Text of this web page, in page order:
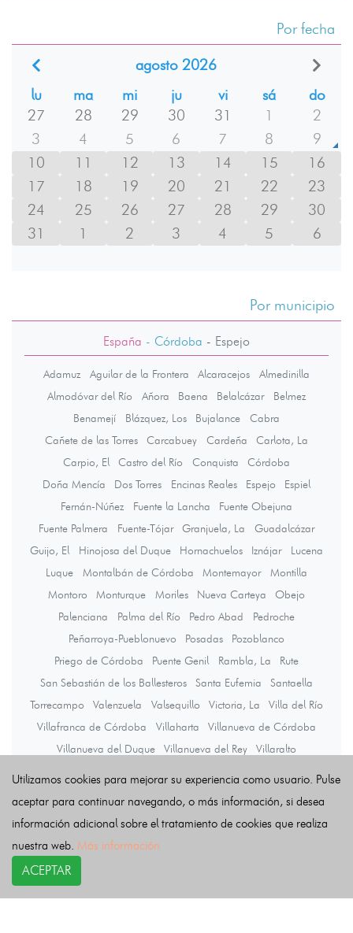
Por fecha
agosto 2026
lu
ma mi ju vi sá
do
27
28 29 30 31 1
2
3
4 5 6 7 8
9
10
11 12 13 14 15
16
17
18 19 20 21 22
23
24
25 26 27 28 29
30
31
1 2 3 4 5 6
Por municipio
España - Córdoba - Espejo
Adamuz Aguilar de la Frontera Alcaracejos
Almedinilla
Almodóvar del Río
Añora Baena Belalcázar
Belmez
Benamejí
Blázquez, Los Bujalance
Cabra
Cañete de las Torres
Carcabuey Cardeña
Carlota, La
Carpio, El
Castro del Río Conquista
Córdoba
Doña Mencía
Dos Torres Encinas Reales Espejo
Espiel
Fernán-Núñez
Fuente la Lancha
Fuente Obejuna
Fuente Palmera
Fuente-Tójar Granjuela, La
Guadalcázar
Guijo, El
Hinojosa del Duque Hornachuelos Iznájar
Lucena
Luque
Montalbán de Córdoba Montemayor
Montilla
Montoro
Monturque Moriles Nueva Carteya
Obejo
Palenciana
Palma del Río Pedro Abad
Pedroche
Peñarroya-Pueblonuevo
Posadas
Pozoblanco
Priego de Córdoba
Puente Genil Rambla, La
Rute
San Sebastián de los Ballesteros
Santa Eufemia
Santaella
Torrecampo
Valenzuela Valsequillo Victoria, La
Villa del Río
Villafranca de Córdoba
Villaharta
Villanueva de Córdoba
Villanueva del Duque
Villanueva del Rey
Villaralto
Villaviciosa de Córdoba
Últimas noticias
Utilizamos cookies para mejorar su experiencia como usuario. Pulse
aceptar para continuar navegando, o más información, si desea
información adicional sobre el tratamiento de cookies que realiza
nuestra web. Más información
ACEPTAR